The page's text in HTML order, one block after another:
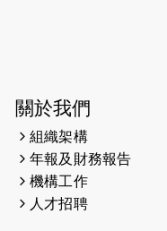
2026-05-28
2026-05-22
2026-05-21
關於我們
組織架構
年報及財務報告
機構工作
人才招聘